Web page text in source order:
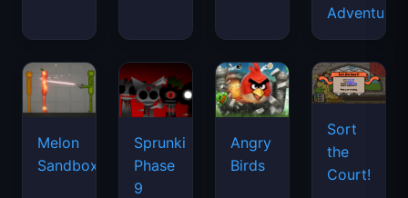
Adventure
Melon
Sandbox
Sprunki
Phase
9
Angry
Birds
Sort
the
Court!